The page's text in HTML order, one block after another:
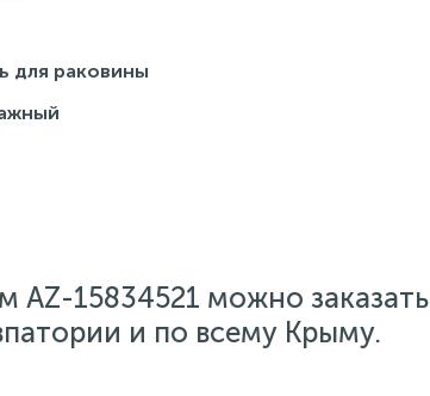
для раковины
AZ-15834521 можно заказать
и по всему Крыму.